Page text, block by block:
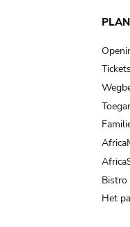
Tickets
Bistro
Het